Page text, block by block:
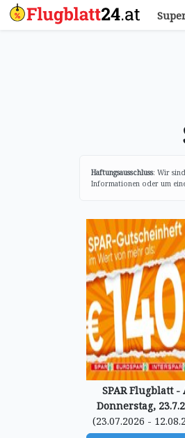
Haftungsausschluss: Wir
Informationen oder um
SPAR Flugblatt -
Donnerstag,
(23.07.2026 -